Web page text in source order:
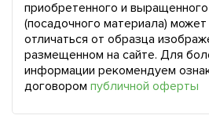
приобретенного и выращенного
(посадочного материала) может
отличаться от образца
размещенном на сайте. Для
информации рекомендуем
договором публичной оферты